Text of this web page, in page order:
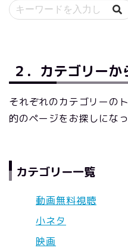
２．カテゴリーか
それぞれのカテゴリーの
的のページをお探しにな
カテゴリー一覧
動画無料視聴
小ネタ
映画